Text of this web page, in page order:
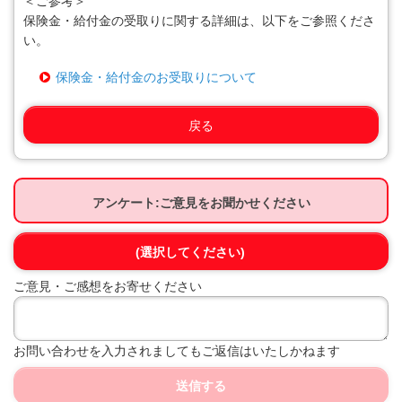
保険金・給付金の受取りに関する詳細は、以下をご参照くださ
い。
保険金・給付金のお受取りについて
戻る
アンケート:ご意見をお聞かせください
(選択してください)
ご意見・ご感想をお寄せください
お問い合わせを入力されましてもご返信はいたしかねます
送信する